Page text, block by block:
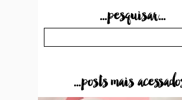
...pesquisar...
...posts mais